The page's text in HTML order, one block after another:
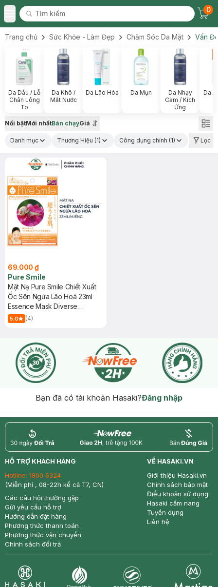
Toggle Menu
Tìm kiếm
Tìm kiếm
0
Trang chủ Sức Khỏe - Làm Đẹp Chăm Sóc Da Mặt Vấn
Da Dầu / Lỗ
Chân Lông
To
Da Khô /
Mất Nước
Da Lão Hóa Da Mụn
Da Nhạy
Cảm / Kích
Ứng
Da
Nổi bậtMới nhấtBán chạyGiá
Danh mục Thương Hiệu (1) Công dụng chính (1) Lọc
69.000 ₫
Pure Smile
Mặt Nạ Pure Smile Chiết Xuất
Ốc Sên Ngừa Lão Hoá 23ml
Essence Mask Diverse
Organism Series - Snail
5.0 (4)
Bạn đã có tài khoản Hasaki?Đăng nhập
return nowfree price
HỖ TRỢ KHÁCH HÀNG
Hotline: 1800 6324
(Miễn phí , 08-22h kể cả T7, CN)
Các câu hỏi thường gặp
Gửi yêu cầu hỗ trợ
Hướng dẫn đặt hàng
Phương thức thanh toán
Phương thức vận chuyển
Chính sách đổi trả
VỀ HASAKI.VN
Giới thiệu Hasaki.vn
Chính sách bảo mật
Điều khoản sử dụng
Hasaki cẩm nang
Tuyển dụng
Liên hệ